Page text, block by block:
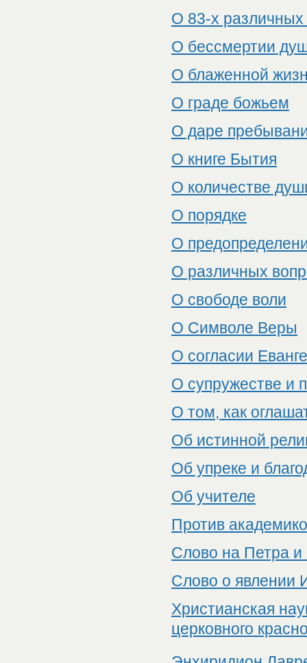
О 83-х различных
О бессмертии
О блаженной
О граде божьем
О даре
О книге Бытия
О количестве
О порядке
О
О различных
О свободе воли
О Символе Веры
О согласии
О супружестве и
О том, как
Об истинной
Об упреке и
Об учителе
Против
Слово на Петра и
Слово о явлении
Христианская
церковного